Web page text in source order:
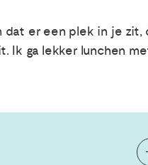
dat er een plek in je zit,
Ik ga lekker lunchen